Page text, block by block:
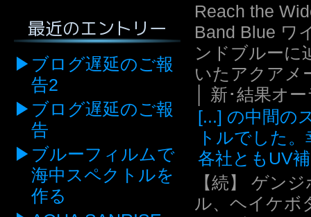
最近のエントリー
ブログ遅延のご報
告2
ブログ遅延のご報
告
ブルーフィルムで
海中スペクトルを
作る
Reach the
Band Blue ワ
ンドブルーに
いたアクアメ
│ 新･結果オ
[...] の中間の
トルでした
各社ともUV
【続】 ゲン
ル、ヘイケボ